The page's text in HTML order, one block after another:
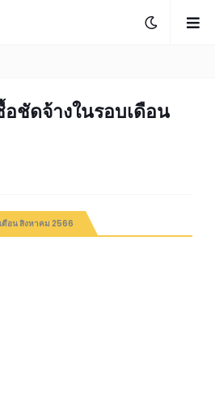
ชัดจ้างในรอบเดือน
ดือน สิงหาคม 2566